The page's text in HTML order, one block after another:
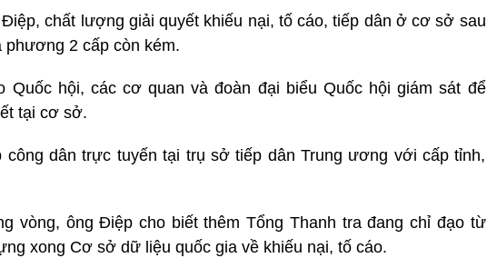
chất lượng giải quyết khiếu nại, tố cáo, tiếp dân ở cơ sở sau
phương 2 cấp còn kém.
Quốc hội, các cơ quan và đoàn đại biểu Quốc hội giám sát để
tại cơ sở.
công dân trực tuyến tại trụ sở tiếp dân Trung ương với cấp tỉnh,
vòng, ông Điệp cho biết thêm Tổng Thanh tra đang chỉ đạo từ
xong Cơ sở dữ liệu quốc gia về khiếu nại, tố cáo.